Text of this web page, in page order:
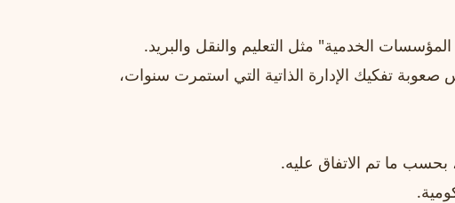
الخدمية" مثل التعليم والنقل والبريد.
تفكيك الإدارة الذاتية التي استمرت سنوات،
بحسب ما تم الاتفاق عليه.